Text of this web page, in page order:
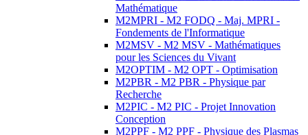
Mathématique
M2MPRI - M2 FODQ - Maj. MPRI -
Fondements de l'Informatique
M2MSV - M2 MSV - Mathématiques
pour les Sciences du Vivant
M2OPTIM - M2 OPT - Optimisation
M2PBR - M2 PBR - Physique par
Recherche
M2PIC - M2 PIC - Projet Innovation
Conception
M2PPF - M2 PPF - Physique des Plasmas